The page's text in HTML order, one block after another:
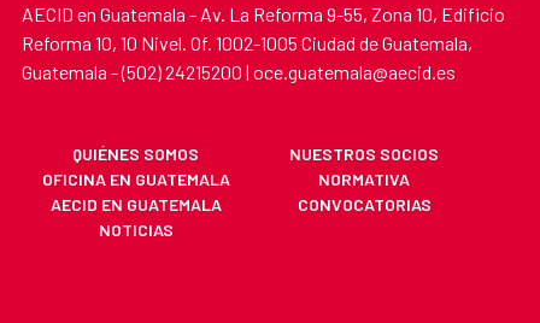
AECID en Guatemala - Av. La Reforma 9-55, Zona 10, Edificio
Reforma 10, 10 Nivel. Of. 1002-1005 Ciudad de Guatemala,
Guatemala - (502) 24215200 | oce.guatemala@aecid.es
QUIÉNES SOMOS
NUESTROS SOCIOS
OFICINA EN GUATEMALA
NORMATIVA
AECID EN GUATEMALA
CONVOCATORIAS
NOTICIAS